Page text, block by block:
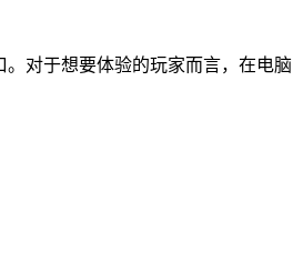
对于想要体验的玩家而言，在电脑